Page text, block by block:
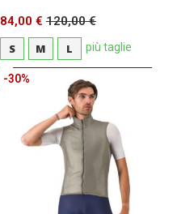
84,00 € 120,00 €
S
M L più taglie
-30%